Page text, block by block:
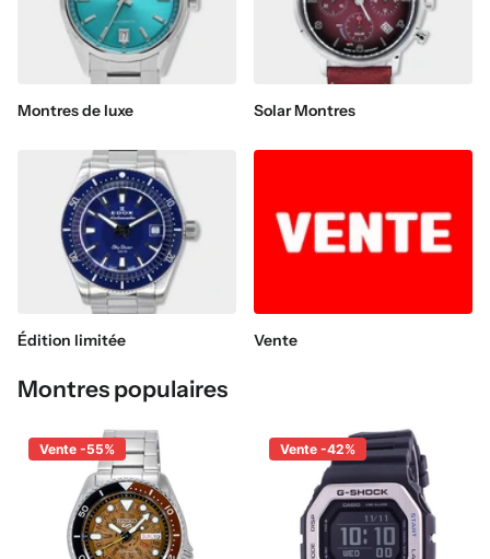
Montres de luxe Solar Montres
Édition limitée Vente
Montres populaires
Vente -55% Vente -42%